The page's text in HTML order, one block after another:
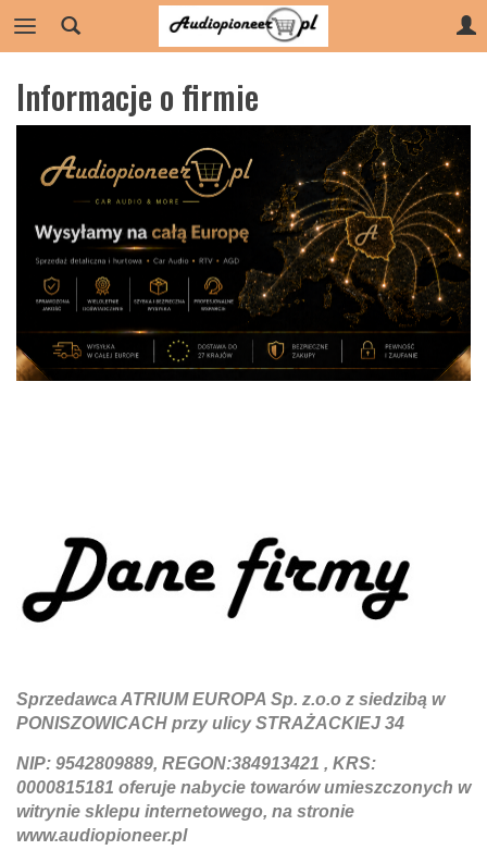
Informacje o firmie
Sprzedawca ATRIUM EUROPA Sp. z.o.o z siedzibą w
PONISZOWICACH przy ulicy STRAŻACKIEJ 34
NIP: 9542809889, REGON:384913421 , KRS:
0000815181 oferuje nabycie towarów umieszczonych w
witrynie sklepu internetowego, na stronie
www.audiopioneer.pl